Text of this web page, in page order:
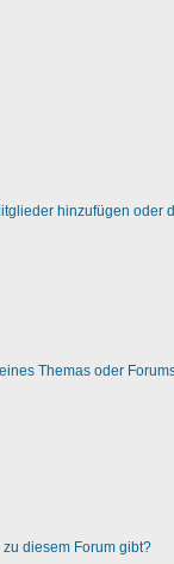
hinzufügen oder
Themas oder
diesem Forum gibt?